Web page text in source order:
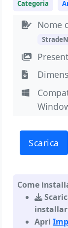
Categoria
Nome
Scarica
Come
Apri